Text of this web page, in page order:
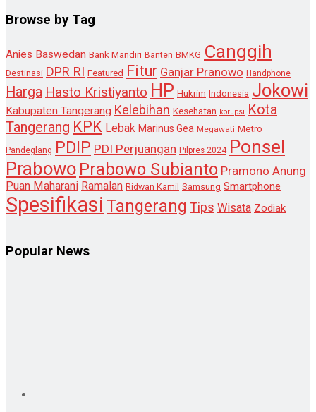
Browse by Tag
Anies Baswedan Bank Mandiri Banten BMKG Canggih
Destinasi DPR RI Featured Fitur Ganjar Pranowo Handphone
Harga Hasto Kristiyanto HP Hukrim Indonesia Jokowi
Kabupaten Tangerang Kelebihan Kesehatan korupsi Kota
Tangerang KPK Lebak Marinus Gea Megawati Metro
Pandeglang PDIP PDI Perjuangan Pilpres 2024 Ponsel
Prabowo Prabowo Subianto Pramono Anung
Puan Maharani Ramalan Ridwan Kamil Samsung Smartphone
Spesifikasi Tangerang Tips Wisata Zodiak
Popular News